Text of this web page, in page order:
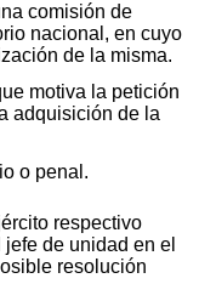
comisión de
nacional, en cuyo
de la misma.
motiva la petición
adquisición de la
o penal.
respectivo
de unidad en el
resolución